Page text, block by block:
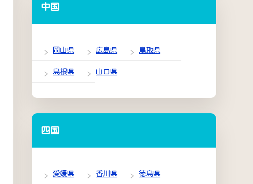
中国
岡山県 広島県 鳥取県
島根県 山口県
四国
愛媛県 香川県 徳島県